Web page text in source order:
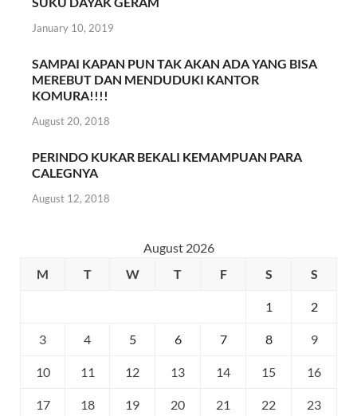
January 10, 2019
SAMPAI KAPAN PUN TAK AKAN ADA YANG BISA
MEREBUT DAN MENDUDUKI KANTOR
KOMURA!!!!
August 20, 2018
PERINDO KUKAR BEKALI KEMAMPUAN PARA
CALEGNYA
August 12, 2018
August 2026
M
T W T F S S
1 2
3 4 5 6 7 8 9
10 11 12 13 14 15 16
17 18 19 20 21 22 23